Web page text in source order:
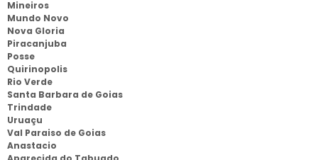
Mineiros
Mundo Novo
Nova Gloria
Piracanjuba
Posse
Quirinopolis
Rio Verde
Santa Barbara de Goias
Trindade
Uruaçu
Val Paraiso de Goias
Anastacio